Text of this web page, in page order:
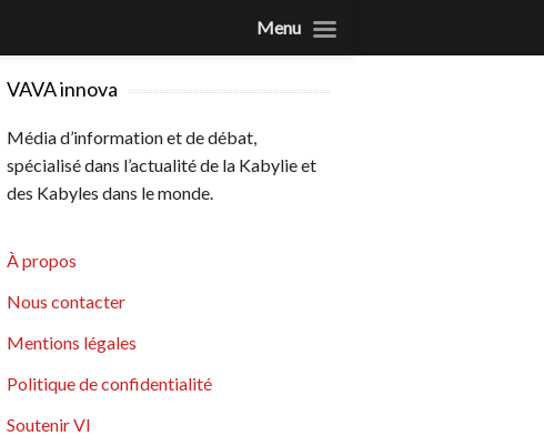
VAVA innova
Média d’information et de débat,
spécialisé dans l’actualité de la Kabylie et
des Kabyles dans le monde.
À propos
Nous contacter
Mentions légales
Politique de confidentialité
Soutenir VI
Menu